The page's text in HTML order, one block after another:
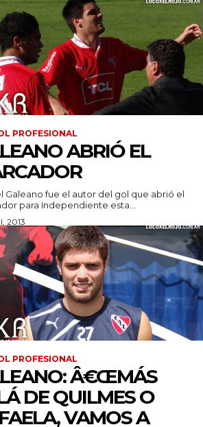
PROFESIONAL
ABRIÓ EL
Galeano fue el autor del gol que abrió el
para Independiente esta...
2013
PROFESIONAL
Â€ŒMÁS
DE QUILMES O
VAMOS A